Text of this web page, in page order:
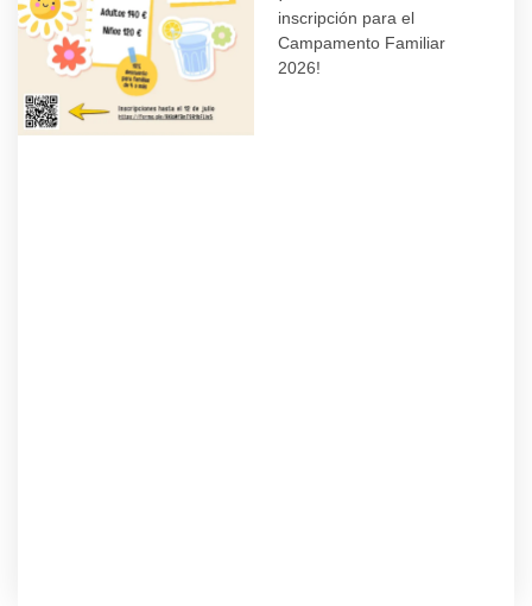
inscripción para el
Campamento Familiar
2026!